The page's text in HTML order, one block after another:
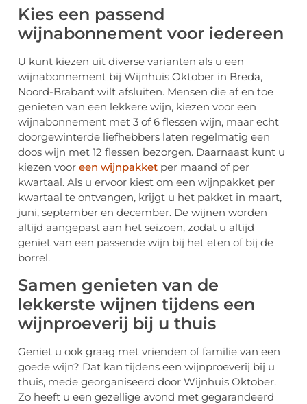
Kies een passend
wijnabonnement voor iedereen
U kunt kiezen uit diverse varianten als u een
wijnabonnement bij Wijnhuis Oktober in Breda,
Noord-Brabant wilt afsluiten. Mensen die af en toe
genieten van een lekkere wijn, kiezen voor een
wijnabonnement met 3 of 6 flessen wijn, maar echt
doorgewinterde liefhebbers laten regelmatig een
doos wijn met 12 flessen bezorgen. Daarnaast kunt u
kiezen voor een wijnpakket per maand of per
kwartaal. Als u ervoor kiest om een wijnpakket per
kwartaal te ontvangen, krijgt u het pakket in maart,
juni, september en december. De wijnen worden
altijd aangepast aan het seizoen, zodat u altijd
geniet van een passende wijn bij het eten of bij de
borrel.
Samen genieten van de
lekkerste wijnen tijdens een
wijnproeverij bij u thuis
Geniet u ook graag met vrienden of familie van een
goede wijn? Dat kan tijdens een wijnproeverij bij u
thuis, mede georganiseerd door Wijnhuis Oktober.
Zo heeft u een gezellige avond met gegarandeerd